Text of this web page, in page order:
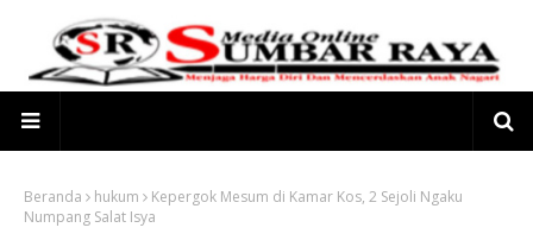
Beranda hukum
Kepergok Mesum di Kamar Kos, 2 Sejoli Ngaku
Numpang Salat Isya